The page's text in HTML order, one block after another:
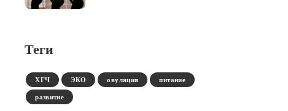
Теги
ХГЧ ЭКО овуляция питание
развитие